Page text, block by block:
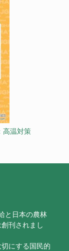
高温対策
と日本の農林
刊されまし
にする国民的